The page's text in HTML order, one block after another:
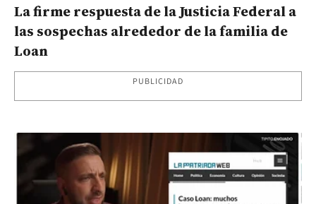
La firme respuesta de la Justicia Federal a
las sospechas alrededor de la familia de
Loan
PUBLICIDAD